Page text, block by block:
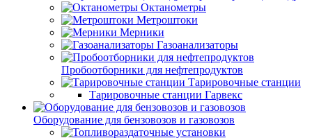
Октанометры
Метроштоки
Мерники
Газоанализаторы
Пробоотборники для нефтепродуктов
Тарировочные станции
Тарировочные станции Гарвекс
Оборудование для бензовозов и газовозов